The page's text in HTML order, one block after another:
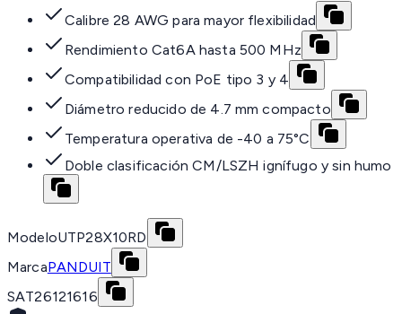
Calibre 28 AWG para mayor flexibilidad
Rendimiento Cat6A hasta 500 MHz
Compatibilidad con PoE tipo 3 y 4
Diámetro reducido de 4.7 mm compacto
Temperatura operativa de -40 a 75°C
Doble clasificación CM/LSZH ignífugo y sin humo
ModeloUTP28X10RD
MarcaPANDUIT
SAT26121616